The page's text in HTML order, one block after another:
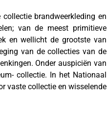
brandweerkleding en
van de meest primitieve
en wellicht de grootste van
van de collecties van de
Onder auspiciën van
collectie. In het Nationaal
vaste collectie en wisselende